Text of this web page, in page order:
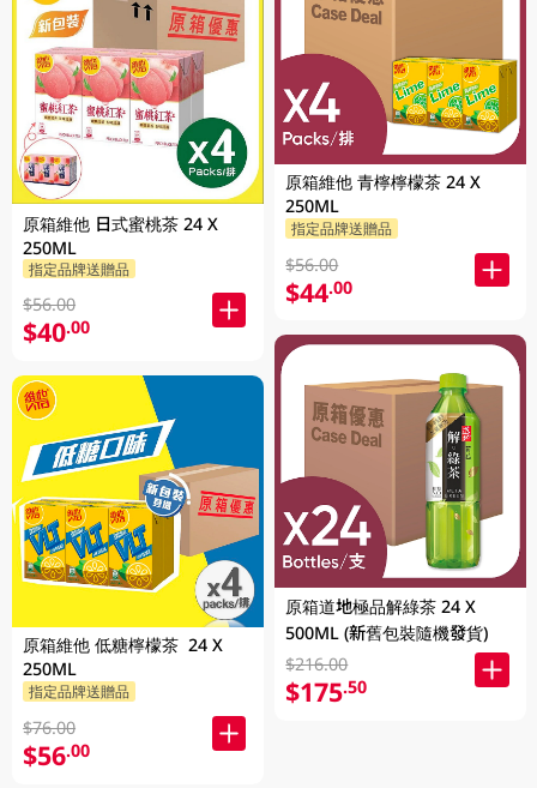
原箱維他 日式蜜桃茶 24 X
250ML
指定品牌送贈品
$56.00
$40.00
原箱維他 低糖檸檬茶 24 X
250ML
指定品牌送贈品
$76.00
$56.00
原箱維他 青檸檸檬茶 24 X
250ML
指定品牌送贈品
$56.00
$44.00
原箱道地極品解綠茶 24 X
500ML (新舊包裝隨機發貨)
$216.00
$175.50